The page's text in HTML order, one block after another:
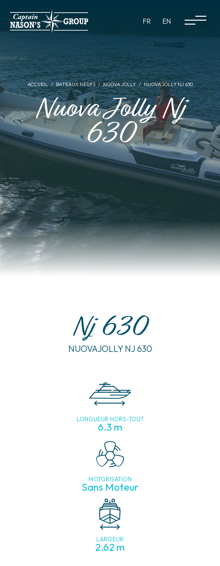
FR EN
ACCUEIL BATEAUX NEUFS NUOVA JOLLY NUOVA JOLLY NJ 630
Nuova Jolly Nj
630
Nj 630
NUOVAJOLLY NJ 630
LONGUEUR HORS-TOUT
6.3 m
MOTORISATION
Sans Moteur
LARGEUR
2.62 m